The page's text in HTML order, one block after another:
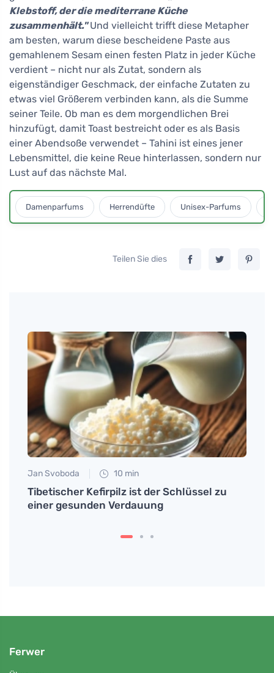
Klebstoff, der die mediterrane Küche
zusammenhält."Und vielleicht trifft diese Metapher
am besten, warum diese bescheidene Paste aus
gemahlenem Sesam einen festen Platz in jeder Küche
verdient – nicht nur als Zutat, sondern als
eigenständiger Geschmack, der einfache Zutaten zu
etwas viel Größerem verbinden kann, als die Summe
seiner Teile. Ob man es dem morgendlichen Brei
hinzufügt, damit Toast bestreicht oder es als Basis
einer Abendsoße verwendet – Tahini ist eines jener
Lebensmittel, die keine Reue hinterlassen, sondern nur
Lust auf das nächste Mal.
Damenparfums Herrendüfte Unisex-Parfums
Teilen Sie dies
Jan Svoboda 10 min
Tibetischer Kefirpilz ist der Schlüssel zu
einer gesunden Verdauung
Ferwer